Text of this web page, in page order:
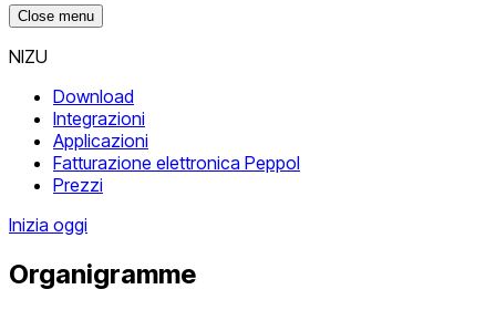
Close menu
NIZU
Download
Integrazioni
Applicazioni
Fatturazione elettronica Peppol
Prezzi
Inizia oggi
Organigramme